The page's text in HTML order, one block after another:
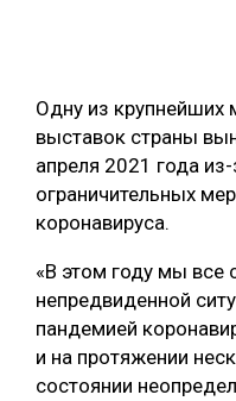
ЦИФРОВАЯ СРЕДА
БИОЭНЕРГЕТИКА
ЛЕСОВОССТАНОВЛЕНИЕ И
ЛОГИСТИКА
ПРОИЗВОДСТВО
ЦБП
КОМПЛЕКСНАЯ
РУБРИКИ
ТЕМАТИЧЕСКИЕ ПРОЕКТЫ
ПОДБОРКИ СТАТЕЙ
Одну из крупнейших
выставок страны
апреля 2021 года
ограничительных
коронавируса.
«В этом году мы все
непредвиденной
пандемией
и на протяжении
состоянии